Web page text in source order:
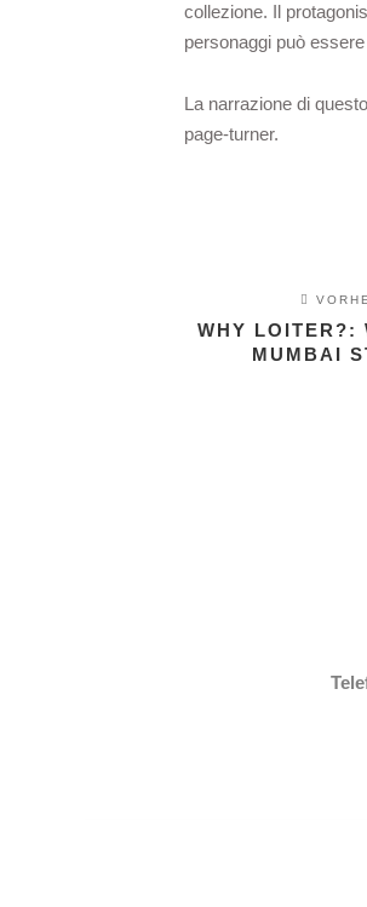
collezione. Il
personaggi può
La narrazione di
page-turner.
WHY LOITER?:
MUMBAI